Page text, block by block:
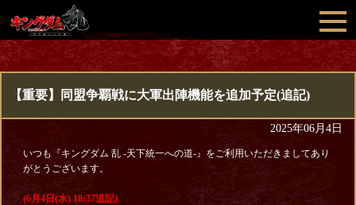
【重要】同盟争覇戦に大軍出陣機能を追加予定(追記)
2025年06月4日
いつも『キングダム 乱 -天下統一への道-』をご利用いただきましてあり
がとうございます。
(6月4日(水) 18:37追記)